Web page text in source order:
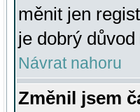
měnit jen
je dobrý důvod
Návrat nahoru
Změnil jsem